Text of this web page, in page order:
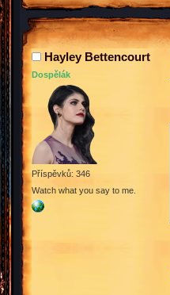
Hayley Bettencourt
Dospělák
Příspěvků: 346
Watch what you say to me.